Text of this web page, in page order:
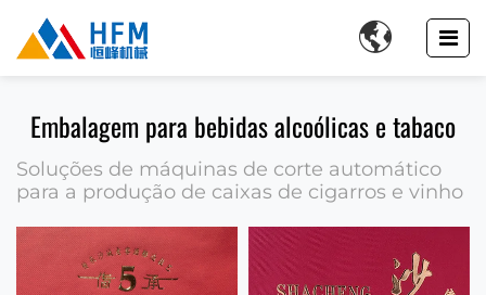

Embalagem para bebidas alcoólicas e tabaco
Soluções de máquinas de corte automático
para a produção de caixas de cigarros e vinho